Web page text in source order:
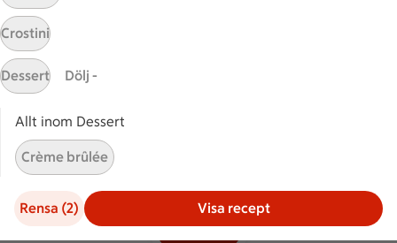
Filter (2)
Reklamera
Återkallelser
Spärra eller beställ nytt ICA-kort
Behandling av personuppgifter
Kolonnvägen 20, 169 70 Solna
Crostini
Dessert Dölj -
Allt inom Dessert
Crème brûlée
Crème caramel
Rensa (2) Visa recept